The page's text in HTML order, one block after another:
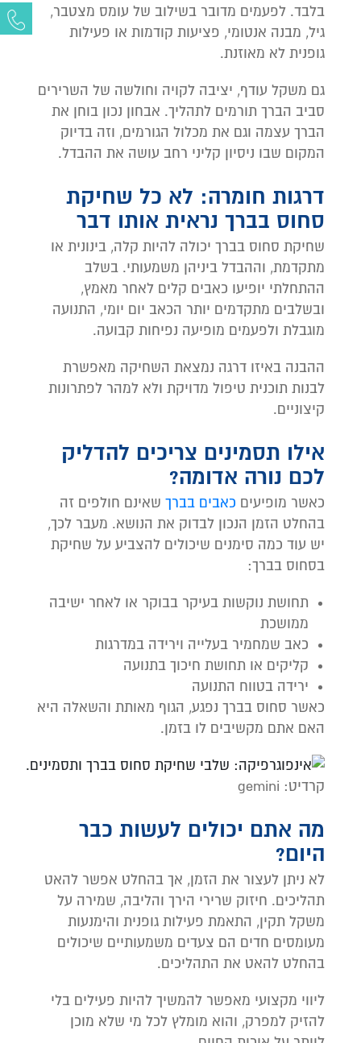
בלבד. לפעמים מדובר בשילוב של עומס מצטבר,
גיל, מבנה אנטומי, פציעות קודמות או פעילות
גופנית לא מאוזנת.
גם משקל עודף, יציבה לקויה וחולשה של השרירים
סביב הברך תורמים לתהליך. אבחון נכון בוחן את
הברך עצמה וגם את מכלול הגורמים, וזה בדיוק
המקום שבו ניסיון קליני רחב עושה את ההבדל.
דרגות חומרה: לא כל שחיקת
סחוס בברך נראית אותו דבר
שחיקת סחוס בברך יכולה להיות קלה, בינונית או
מתקדמת, וההבדל ביניהן משמעותי. בשלב
ההתחלתי יופיעו כאבים קלים לאחר מאמץ,
ובשלבים מתקדמים יותר הכאב יום יומי, התנועה
מוגבלת ולפעמים מופיעה נפיחות קבועה.
ההבנה באיזו דרגה נמצאת השחיקה מאפשרת
לבנות תוכנית טיפול מדויקת ולא למהר לפתרונות
קיצוניים.
אילו תסמינים צריכים להדליק
לכם נורה אדומה?
כאשר מופיעים כאבים בברך שאינם חולפים זה
בהחלט הזמן הנכון לבדוק את הנושא. מעבר לכך,
יש עוד כמה סימנים שיכולים להצביע על שחיקת
בסחוס בברך:
תחושת נוקשות בעיקר בבוקר או לאחר ישיבה
ממושכת
כאב שמחמיר בעלייה וירידה במדרגות
קליקים או תחושת חיכוך בתנועה
ירידה בטווח התנועה
כאשר סחוס בברך נפגע, הגוף מאותת והשאלה היא
האם אתם מקשיבים לו בזמן.
קרדיט: gemini
מה אתם יכולים לעשות כבר
היום?
לא ניתן לעצור את הזמן, אך בהחלט אפשר להאט
תהליכים. חיזוק שרירי הירך והליבה, שמירה על
משקל תקין, התאמת פעילות גופנית והימנעות
מעומסים חדים הם צעדים משמעותיים שיכולים
בהחלט להאט את התהליכים.
ליווי מקצועי מאפשר להמשיך להיות פעילים בלי
להזיק למפרק, והוא מומלץ לכל מי שלא מוכן